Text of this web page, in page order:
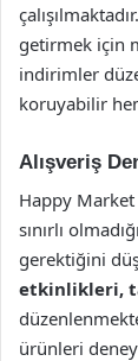
getirmek için
indirimler
koruyabilir
Alışveriş
Happy
sınırlı
gerektiğini
etkinlikleri,
ürünleri